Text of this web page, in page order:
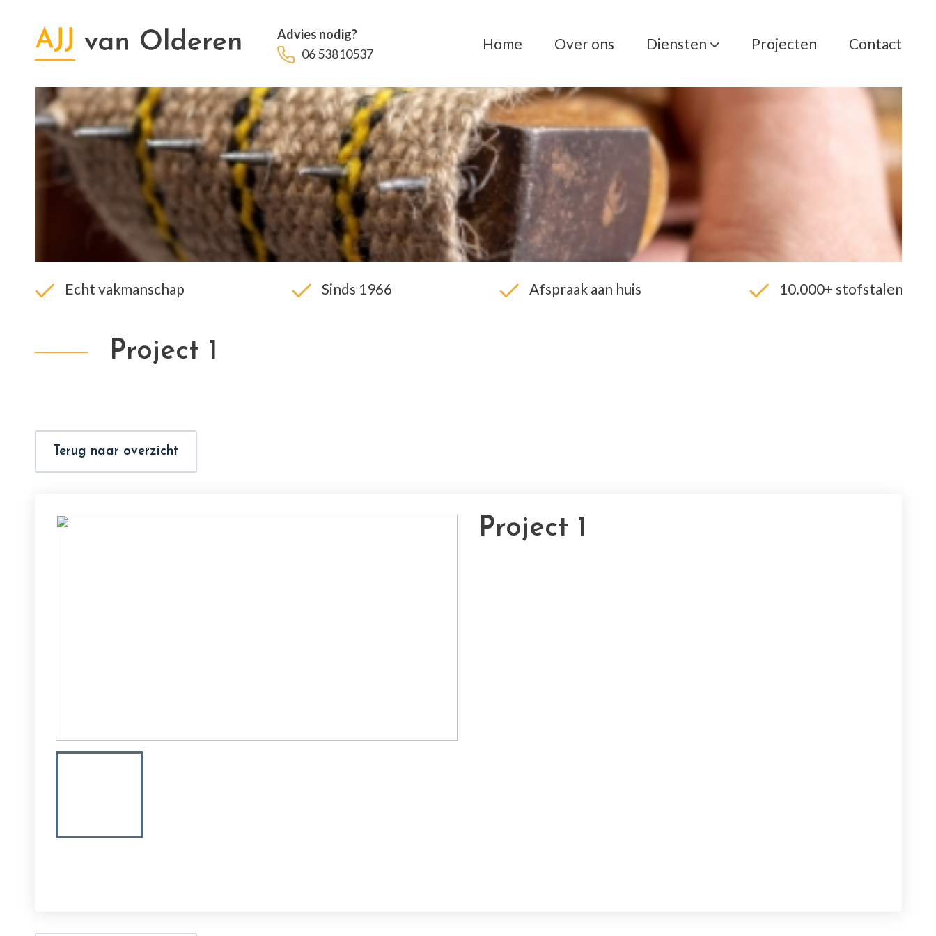
Advies nodig?
06 53810537
Home Over ons Diensten Projecten Contact
Echt vakmanschap Sinds 1966 Afspraak aan huis 10.000+ stofstalen
Project 1
Terug naar overzicht
Project 1